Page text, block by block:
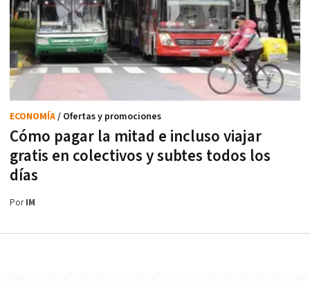
Cómo pagar la mitad e incluso viajar
gratis en colectivos y subtes todos los
días
ECONOMÍA/ Ofertas y promociones
PorIM